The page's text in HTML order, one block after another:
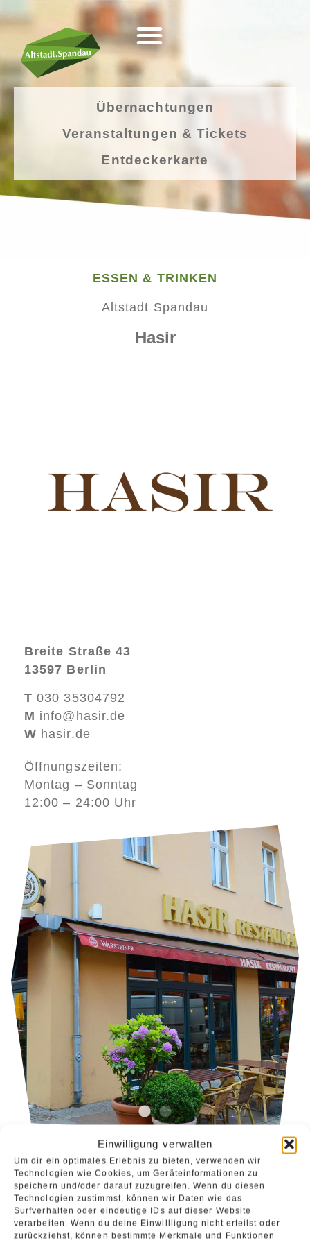
Einwilligung verwalten
Um dir ein optimales Erlebnis zu bieten, verwenden wir
Technologien wie Cookies, um Geräteinformationen zu
speichern und/oder darauf zuzugreifen. Wenn du diesen
Technologien zustimmst, können wir Daten wie das
Surfverhalten oder eindeutige IDs auf dieser Website
verarbeiten. Wenn du deine Einwillligung nicht erteilst oder
zurückziehst, können bestimmte Merkmale und Funktionen
Übernachtungen
Veranstaltungen & Tickets
Entdeckerkarte
ESSEN & TRINKEN
Altstadt Spandau
Hasir
Breite Straße 43
13597 Berlin
T030 35304792
M info@hasir.de
W hasir.de
Öffnungszeiten:
Montag – Sonntag
12:00 – 24:00 Uhr
Hier sitzt man mit Blick auf die Flaneure im
rustikal türkischen Ambiente. Wir sind
familienfreundlich und wenn es mal schnell